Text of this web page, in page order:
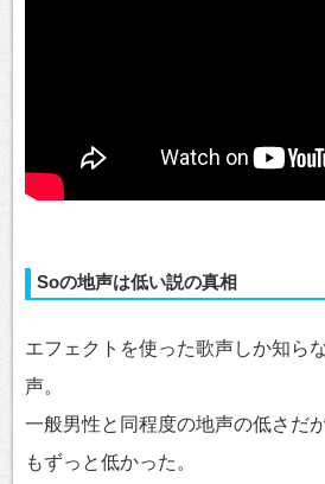
Soの地声は低い説の真相
エフェクトを使った歌声しか知ら
声。
一般男性と同程度の地声の低さだ
もずっと低かった。